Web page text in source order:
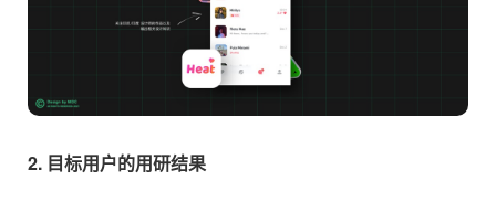
2. 目标用户的用研结果